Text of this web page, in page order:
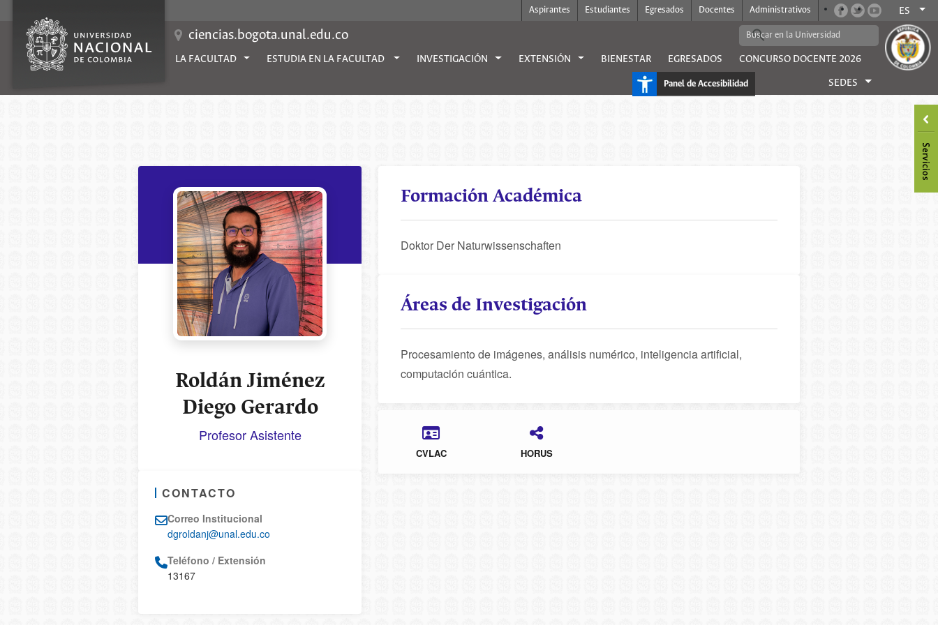
contenido
Aspirantes Estudiantes Egresados Docentes Administrativos ES
ciencias.bogota.unal.edu.co
LA FACULTAD ESTUDIA EN LA FACULTAD INVESTIGACIÓN EXTENSIÓN BIENESTAR EGRESADOS CONCURSO DOCENTE 2026
SEDES
Panel de Accesibilidad
Roldán Jiménez
Diego Gerardo
Profesor Asistente
CONTACTO
Correo Institucional
dgroldanj@unal.edu.co
Teléfono / Extensión
13167
Formación Académica
Doktor Der Naturwissenschaften
Áreas de Investigación
Procesamiento de imágenes, análisis numérico, inteligencia artificial,
computación cuántica.
CVLAC HORUS